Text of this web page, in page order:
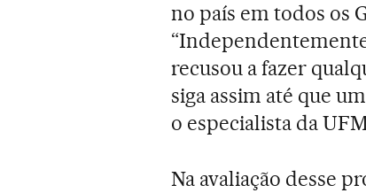
no país em todos os
recusou a fazer
siga assim até que
o especialista da
Na avaliação desse